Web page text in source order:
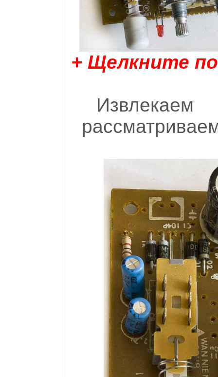
+ Щелкните